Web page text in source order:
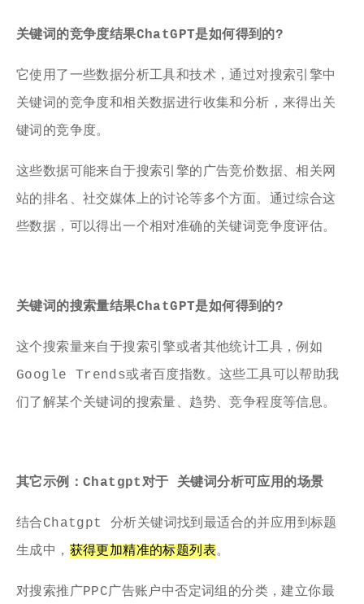
关键词的竞争度结果ChatGPT是如何得到的?
它使用了一些数据分析工具和技术，通过对搜索引擎中
关键词的竞争度和相关数据进行收集和分析，来得出关
键词的竞争度。
这些数据可能来自于搜索引擎的广告竞价数据、相关网
站的排名、社交媒体上的讨论等多个方面。通过综合这
些数据，可以得出一个相对准确的关键词竞争度评估。
关键词的搜索量结果ChatGPT是如何得到的?
这个搜索量来自于搜索引擎或者其他统计工具，例如
Google Trends或者百度指数。这些工具可以帮助我
们了解某个关键词的搜索量、趋势、竞争程度等信息。
其它示例：Chatgpt对于 关键词分析可应用的场景
结合Chatgpt 分析关键词找到最适合的并应用到标题
生成中， 获得更加精准的标题列表。
对搜索推广PPC广告账户中否定词组的分类，建立你最